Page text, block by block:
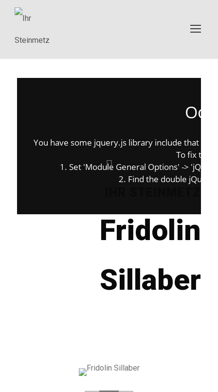
You have some jquery.js library include that
To fix this,
1. Set 'Module General Options' ->
2. Find the double
Fridolin
Sillaber